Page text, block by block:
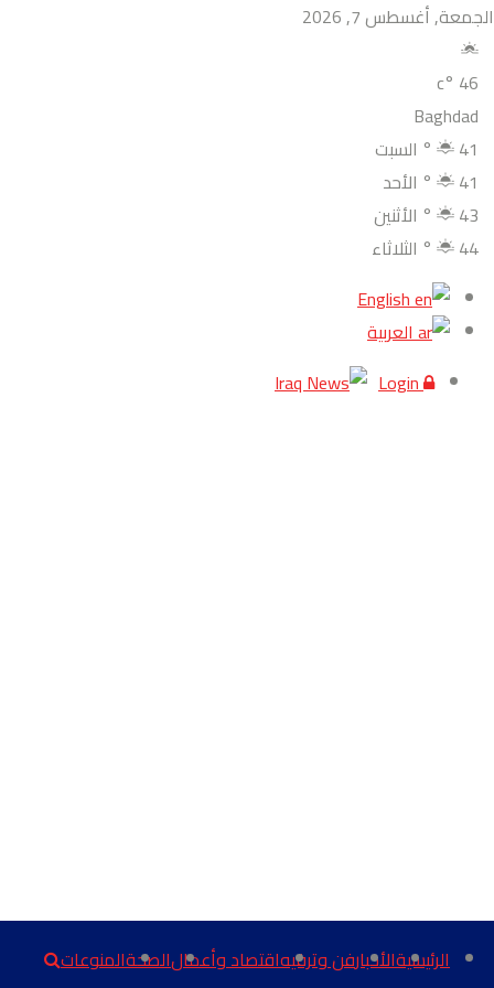
الجمعة, أغسطس 7, 2026
46
°c
Baghdad
41
° السبت
41
° الأحد
43
° الأثنين
44
° الثلاثاء
English
العربية
Login
الرئيسيةالأخبارفن وترفيهاقتصاد وأعمالالصحةالمنوعات